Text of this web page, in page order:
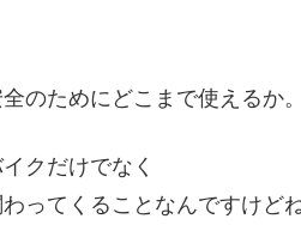
のためにどこまで使えるか。
クだけでなく
ってくることなんですけどね